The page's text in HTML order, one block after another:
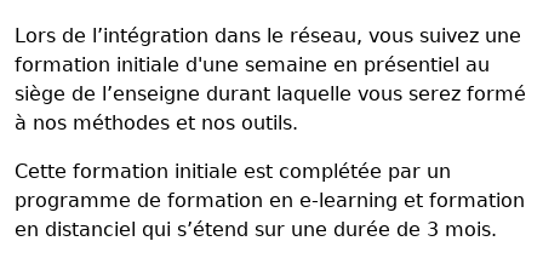
Lors de l’intégration dans le réseau, vous suivez une
formation initiale d'une semaine en présentiel au
siège de l’enseigne durant laquelle vous serez formé
à nos méthodes et nos outils.
Cette formation initiale est complétée par un
programme de formation en e-learning et formation
en distanciel qui s’étend sur une durée de 3 mois.